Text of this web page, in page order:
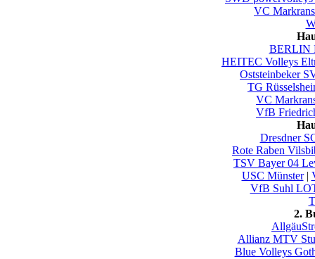
VC
BERLIN
HEITEC Volleys
Oststeinbeker
TG
VC
VfB
Dresdner
Rote Raben
TSV Bayer 04
USC Münster|
VfB Suhl
2.
Allianz MTV
Blue Volleys